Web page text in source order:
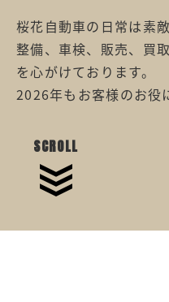
桜花自動車の日常は素敵
整備、車検、販売、買
を心がけております。
2026年もお客様のお役
SCROLL